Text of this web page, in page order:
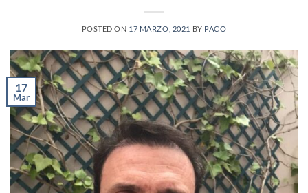
POSTED ON 17 MARZO, 2021 BY PACO
17
Mar